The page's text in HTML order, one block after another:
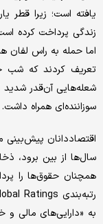
یافته است؛ زیرا قطر
زندگی پرداخت کرده
اما حمله به راس لفان
تعریف کردند که شب
شعله‌هایی آن‌قدر
سوزاننده‌ای همراه داشت.
اقتصاددانان پیش‌بینی
سال‌ها از بین برود،
همچنان حقوق‌ها را
به «دارایی‌های مالی و